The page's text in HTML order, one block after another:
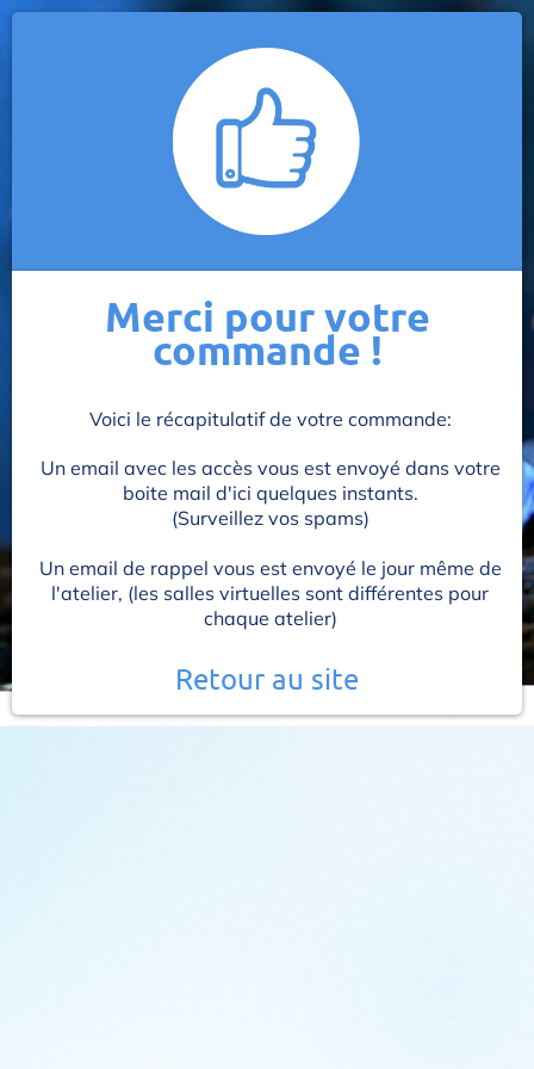
Merci pour votre
commande !
Voici le récapitulatif de votre commande:
Un email avec les accès vous est envoyé dans votre
boite mail d'ici quelques instants.
(Surveillez vos spams)
Un email de rappel vous est envoyé le jour même de
l'atelier, (les salles virtuelles sont différentes pour
chaque atelier)
Retour au site